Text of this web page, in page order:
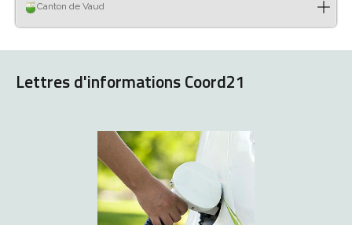
Canton de Vaud
Lettres d'informations Coord21